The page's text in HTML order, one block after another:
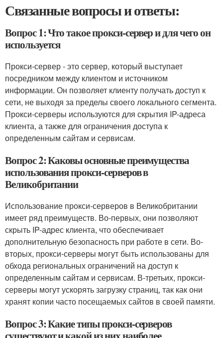
Связанные вопросы и ответы:
Вопрос 1: Что такое прокси-сервер и для чего он
используется
Прокси-сервер - это сервер, который выступает
посредником между клиентом и источником
информации. Он позволяет клиенту получать доступ к
сети, не выходя за пределы своего локального сегмента.
Прокси-серверы используются для скрытия IP-адреса
клиента, а также для ограничения доступа к
определенным сайтам и сервисам.
Вопрос 2: Каковы основные преимущества
использования прокси-серверов в
Великобритании
Использование прокси-серверов в Великобритании
имеет ряд преимуществ. Во-первых, они позволяют
скрыть IP-адрес клиента, что обеспечивает
дополнительную безопасность при работе в сети. Во-
вторых, прокси-серверы могут быть использованы для
обхода региональных ограничений на доступ к
определенным сайтам и сервисам. В-третьих, прокси-
серверы могут ускорять загрузку страниц, так как они
хранят копии часто посещаемых сайтов в своей памяти.
Вопрос 3: Какие типы прокси-серверов